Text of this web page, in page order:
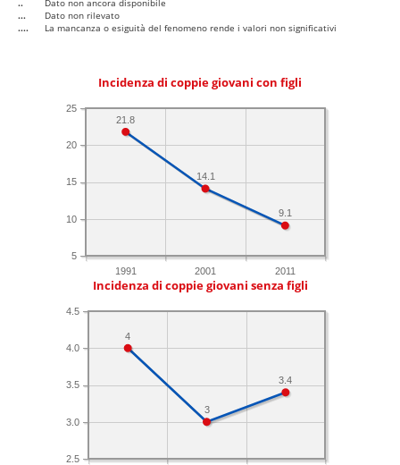
..
Dato non ancora disponibile
...
Dato non rilevato
....
La mancanza o esiguità del fenomeno rende i valori non significativi
Incidenza di coppie giovani con figli
1991 2001 2011
5
10
15
20
25
9.1
14.1
21.8
Incidenza di coppie giovani senza figli
2.5
3.0
3.5
4.0
4.5
3.4
3
4